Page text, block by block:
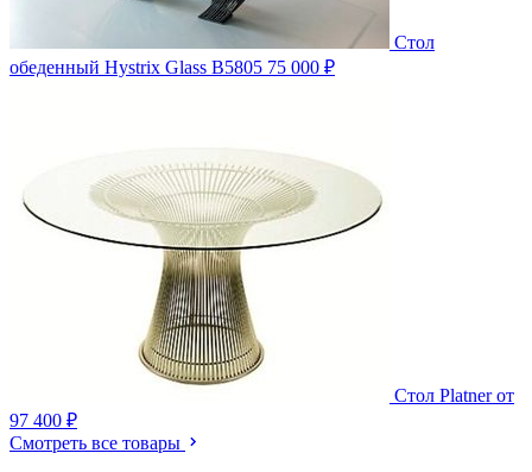
Стол
обеденный Hystrix Glass B5805 75 000 ₽
Стол Platner от
97 400 ₽
Смотреть все товары